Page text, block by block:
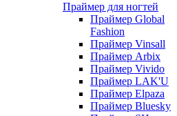
Праймер для ногтей
Праймер Global
Fashion
Праймер Vinsall
Праймер Arbix
Праймер Vivido
Праймер LAK'U
Праймер Elpaza
Праймер Bluesky